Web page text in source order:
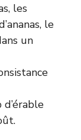
les
le
un